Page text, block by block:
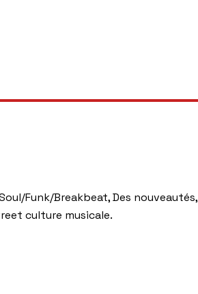
Funk/Breakbeat, Des nouveautés,
culture musicale.